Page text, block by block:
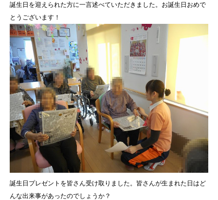
誕生日を迎えられた方に一言述べていただきました。お誕生日おめで
とうございます！
誕生日プレゼントを皆さん受け取りました。皆さんが生まれた日はど
んな出来事があったのでしょうか？